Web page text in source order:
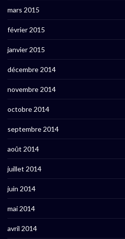
mars 2015
février 2015
janvier 2015
décembre 2014
novembre 2014
octobre 2014
septembre 2014
août 2014
juillet 2014
juin 2014
mai 2014
avril 2014